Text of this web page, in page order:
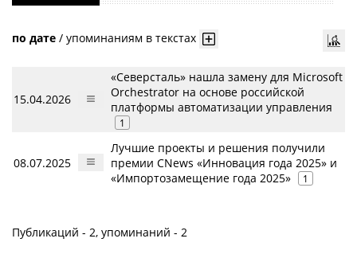
по дате / упоминаниям в текстах
15.04.2026
«Северсталь» нашла замену для Microsoft
Orchestrator на основе российской
платформы автоматизации управления
1
08.07.2025
Лучшие проекты и решения получили
премии CNews «Инновация года 2025» и
«Импортозамещение года 2025»
1
Публикаций - 2, упоминаний - 2